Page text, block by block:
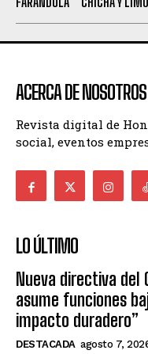
ACERCA DE NOSOTROS
Revista digital de
social, eventos
LO ÚLTIMO
Nueva directiva del
asume funciones
impacto duradero”
DESTACADA agosto 7,